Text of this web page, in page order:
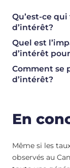
Qu’est-ce
d’intérêt?
Quel est
d’intérêt
Comment se
d’intérêt?
En
Même si les
observés au